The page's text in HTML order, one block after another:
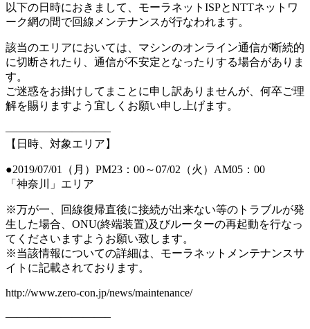
以下の日時におきまして、モーラネットISPとNTTネットワ
ーク網の間で回線メンテナンスが行なわれます。
該当のエリアにおいては、マシンのオンライン通信が断続的
に切断されたり、通信が不安定となったりする場合がありま
す。
ご迷惑をお掛けしてまことに申し訳ありませんが、何卒ご理
解を賜りますよう宜しくお願い申し上げます。
—————————–
【日時、対象エリア】
●2019/07/01（月）PM23：00～07/02（火）AM05：00
「 神奈川 」エリア
※万が一、回線復帰直後に接続が出来ない等のトラブルが発
生した場合、ONU(終端装置)及びルーターの再起動を行なっ
てくださいますようお願い致します。
※当該情報についての詳細は、モーラネットメンテナンスサ
イトに記載されております。
http://www.zero-con.jp/news/maintenance/
—————————–